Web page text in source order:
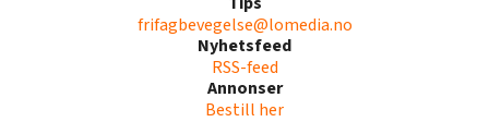
frifagbevegelse@lomedia.no
Nyhetsfeed
RSS-feed
Annonser
Bestill her